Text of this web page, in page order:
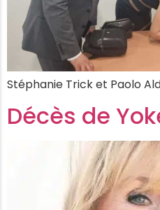
Stéphanie Trick et Paolo
Décès de